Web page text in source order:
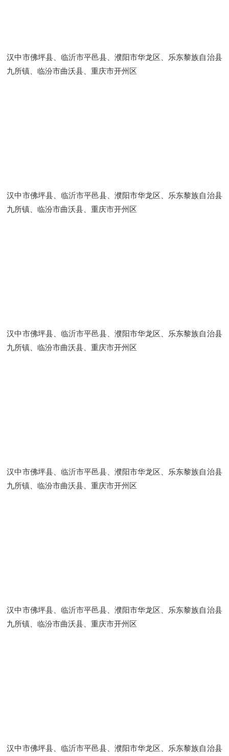
汉中市佛坪县、临沂市平邑县、濮阳市华龙区、乐东黎族自治县
九所镇、临汾市曲沃县、重庆市开州区
汉中市佛坪县、临沂市平邑县、濮阳市华龙区、乐东黎族自治县
九所镇、临汾市曲沃县、重庆市开州区
汉中市佛坪县、临沂市平邑县、濮阳市华龙区、乐东黎族自治县
九所镇、临汾市曲沃县、重庆市开州区
汉中市佛坪县、临沂市平邑县、濮阳市华龙区、乐东黎族自治县
九所镇、临汾市曲沃县、重庆市开州区
汉中市佛坪县、临沂市平邑县、濮阳市华龙区、乐东黎族自治县
九所镇、临汾市曲沃县、重庆市开州区
汉中市佛坪县、临沂市平邑县、濮阳市华龙区、乐东黎族自治县